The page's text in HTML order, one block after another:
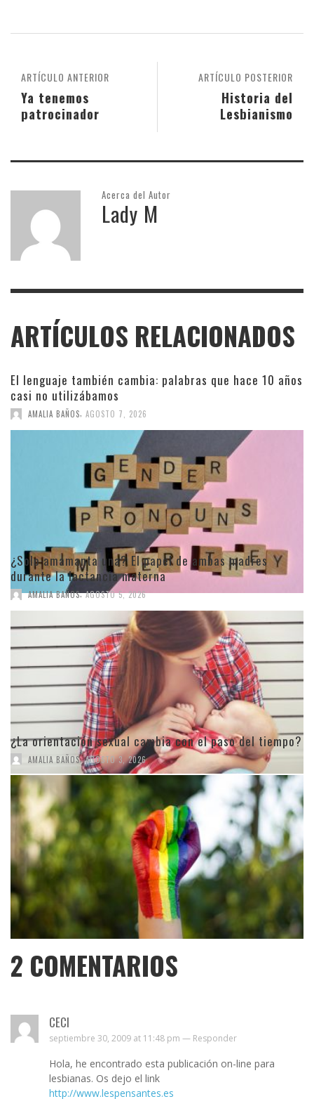
ARTÍCULO POSTERIOR
Historia del
Lesbianismo
ARTÍCULO ANTERIOR
Ya tenemos
patrocinador
Acerca del Autor
Lady M
ARTÍCULOS RELACIONADOS
El lenguaje también cambia: palabras que hace 10 años
casi no utilizábamos
AMALIA BAÑOS AGOSTO 7, 2026
¿Solo amamanta una? El papel de ambas madres
durante la lactancia materna
AMALIA BAÑOS, AGOSTO 5, 2026
¿La orientación sexual cambia con el paso del tiempo?
AMALIA BAÑOS, AGOSTO 3, 2026
2 COMENTARIOS
CECI
septiembre 30, 2009 at 11:48 pm — Responder
Hola, he encontrado esta publicación on-line para
lesbianas. Os dejo el link
http://www.lespensantes.es